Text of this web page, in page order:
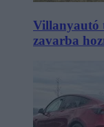
Villanyautó
zavarba